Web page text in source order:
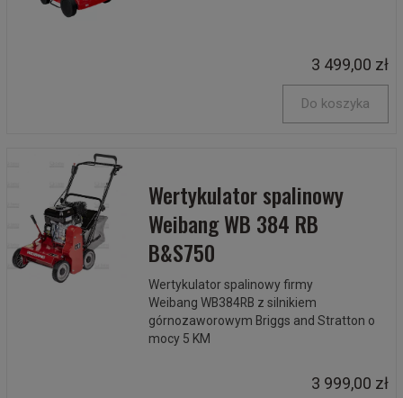
3 499,00 zł
Do koszyka
Wertykulator spalinowy
Weibang WB 384 RB
B&S750
Wertykulator spalinowy firmy
Weibang WB384RB z silnikiem
górnozaworowym Briggs and Stratton o
mocy 5 KM
3 999,00 zł